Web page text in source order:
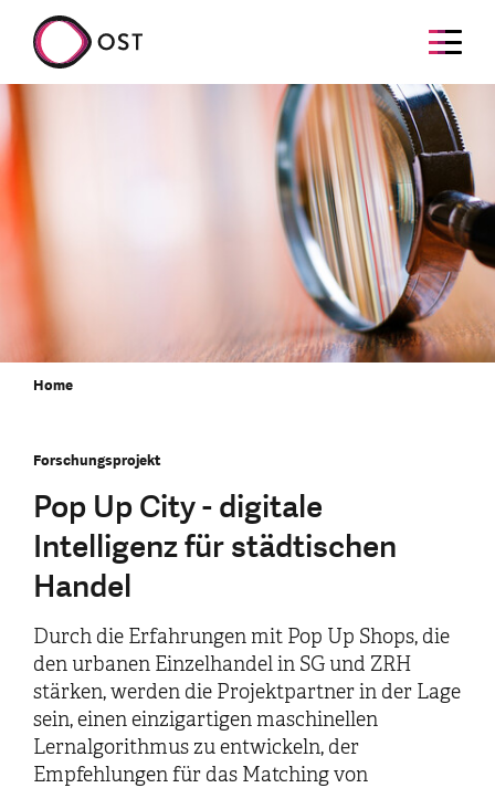
Home
Forschungsprojekt
Pop Up City - digitale
Intelligenz für städtischen
Handel
Durch die Erfahrungen mit Pop Up Shops, die
den urbanen Einzelhandel in SG und ZRH
stärken, werden die Projektpartner in der Lage
sein, einen einzigartigen maschinellen
Lernalgorithmus zu entwickeln, der
Empfehlungen für das Matching von